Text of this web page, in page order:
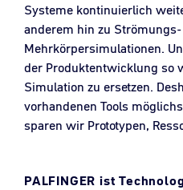
Systeme kontinuierlich
anderem hin zu
Mehrkörpersimulationen.
der Produktentwicklung so
Simulation zu ersetzen.
vorhandenen Tools
sparen wir Prototypen,
PALFINGER ist